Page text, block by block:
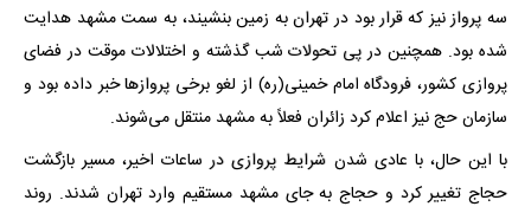
سه پرواز نیز که قرار بود در تهران به زمین بنشیند، به سمت مشهد هدایت
شده بود. همچنین در پی تحولات شب گذشته و اختلالات موقت در فضای
پروازی کشور، فرودگاه امام خمینی(ره) از لغو برخی پروازها خبر داده بود و
سازمان حج نیز اعلام کرد زائران فعلاً به مشهد منتقل می‌شوند.
با این حال، با عادی شدن شرایط پروازی در ساعات اخیر، مسیر بازگشت
حجاج تغییر کرد و حجاج به جای مشهد مستقیم وارد تهران شدند. روند